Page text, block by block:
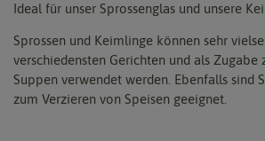
Ideal für unser Sprossenglas und unsere
Sprossen und Keimlinge können sehr
verschiedensten Gerichten und als Zugabe
Suppen verwendet werden. Ebenfalls sind
zum Verzieren von Speisen geeignet.